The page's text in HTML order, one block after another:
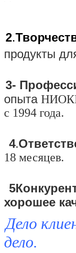
2.
продукты
3-
опыта НИОКР
с 1994 года.
4.
18 месяцев.
хорошее
Дело
дело.